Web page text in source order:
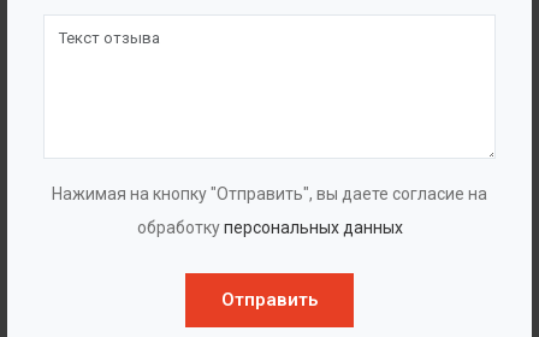
Нажимая на кнопку "Отправить", вы даете согласие на
обработкуперсональных данных
Отправить